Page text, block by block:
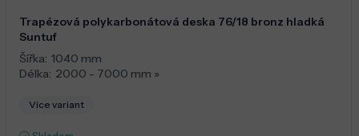
Trapézová polykarbonátová deska 76/18 bronz hladká
Suntuf
Šířka: 1040 mm
Délka: 2000 - 7000 mm »
Více variant